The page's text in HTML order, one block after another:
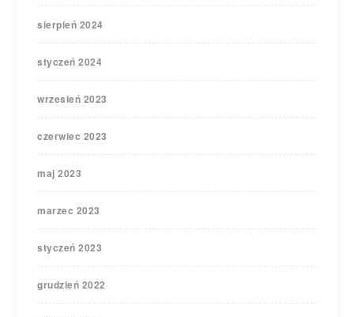
sierpień 2024
styczeń 2024
wrzesień 2023
czerwiec 2023
maj 2023
marzec 2023
styczeń 2023
grudzień 2022